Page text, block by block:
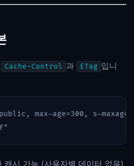
Cache-Control 과 ETag 입니
max-age=300, s-
시 가능 (사용자별 데이터 없음)